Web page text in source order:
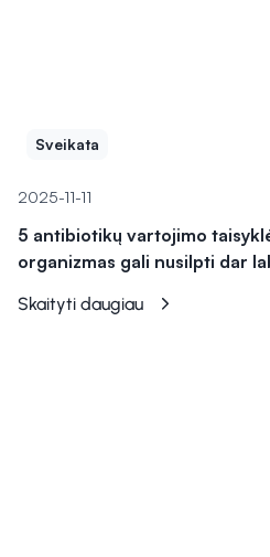
Sveikata
2025-11-11
5 antibiotikų vartojimo
organizmas gali nusilpti dar
Skaityti daugiau